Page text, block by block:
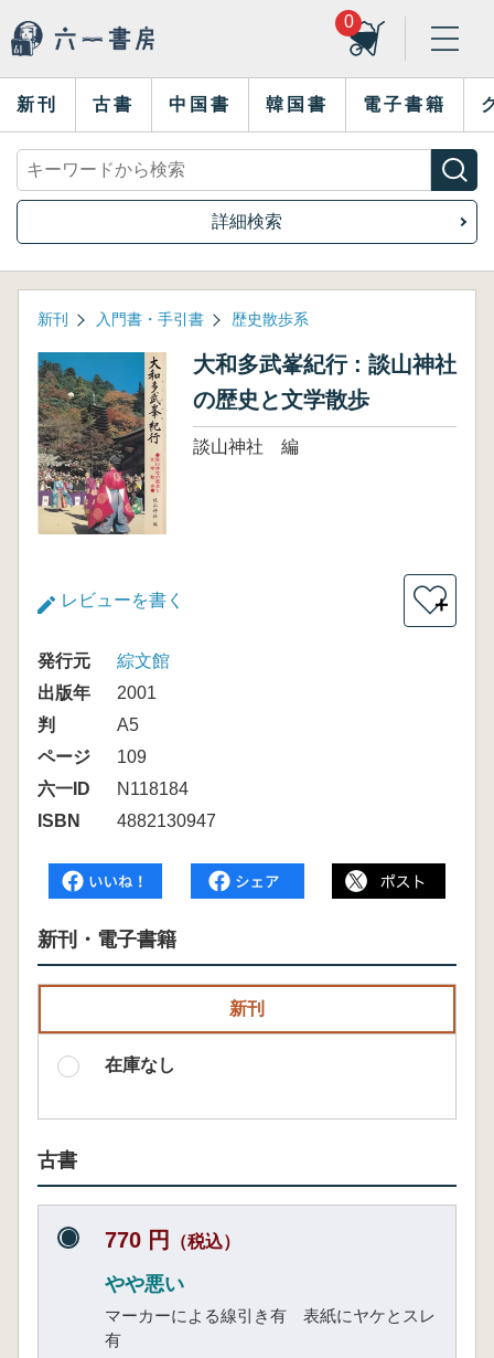
0
新刊 古書 中国書 韓国書 電子書籍
詳細検索
新刊 入門書・手引書 歴史散歩系
大和多武峯紀行 : 談山神社
の歴史と文学散歩
談山神社 編
レビューを書く ＋
発行元
綜文館
出版年
2001
判
A5
ページ
109
六一ID
N118184
ISBN
4882130947
新刊・電子書籍
新刊
在庫なし
古書
770 円 （税込）
やや悪い
マーカーによる線引き有 表紙にヤケとスレ
有